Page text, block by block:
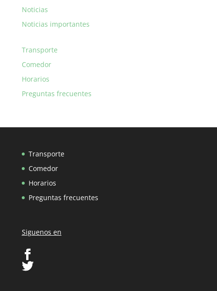
Noticias
Noticias importantes
Transporte
Comedor
Horarios
Preguntas frecuentes
Transporte
Comedor
Horarios
Preguntas frecuentes
Siguenos en